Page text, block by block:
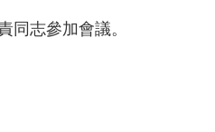
同志參加會議。